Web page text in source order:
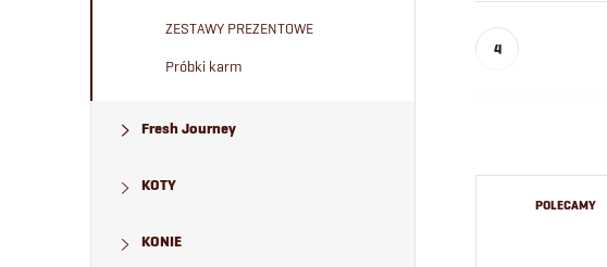
ZESTAWY PREZENTOWE
Próbki karm
Fresh Journey
KOTY
KONIE
POLECAMY